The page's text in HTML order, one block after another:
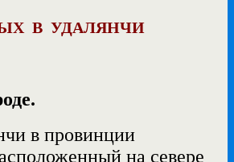
В УДАЛЯНЧИ
в провинции
на севере